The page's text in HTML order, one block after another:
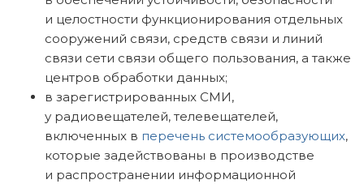
и целостности функционирования отдельных
сооружений связи, средств связи и линий
связи сети связи общего пользования, а также
центров обработки данных;
в зарегистрированных СМИ,
у радиовещателей, телевещателей,
включенных в перечень системообразующих,
которые задействованы в производстве
и распространении информационной